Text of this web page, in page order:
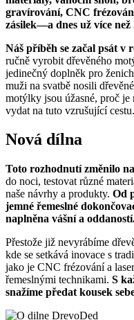
gravírování, CNC
zásilek—a dnes už více
Náš příběh se začal psát v
ručně vyrobit dřevěného
jedinečný doplněk pro
muži na svatbě nosili
motýlky jsou úžasné, proč je
vydat na tuto vzrušující
Nová dílna
Toto rozhodnutí změnilo
do noci, testovat různé
naše návrhy a produkty. Od
jemné řemeslné
naplněna vášní a
Přestože již nevyrábíme
kde se setkává inovace s
jako je CNC frézování a
řemeslnými technikami. S
snažíme předat kousek